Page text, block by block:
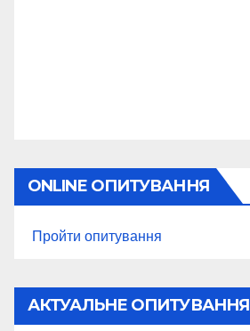
ONLINE ОПИТУВАННЯ
Пройти опитування
АКТУАЛЬНЕ ОПИТУВАННЯ